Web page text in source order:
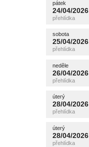
pátek
24/04/2026
pátek
24/04/2026
sobota
25/04/2026
sobota
25/04/2026
neděle
26/04/2026
neděle
26/04/2026
úterý
28/04/2026
úterý
28/04/2026
úterý
28/04/2026
úterý
28/04/2026